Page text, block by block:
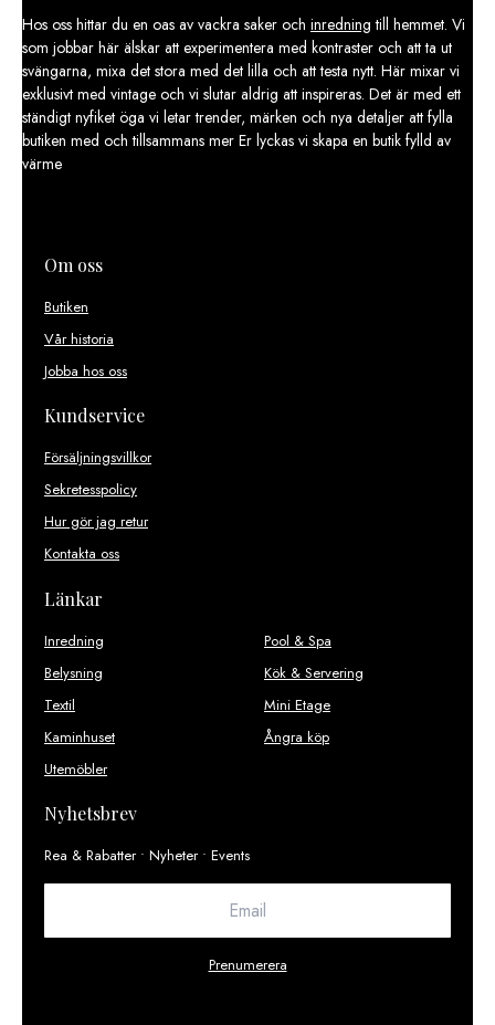
Hos oss hittar du en oas av vackra saker och inredning till hemmet. Vi
som jobbar här älskar att experimentera med kontraster och att ta ut
svängarna, mixa det stora med det lilla och att testa nytt. Här mixar vi
exklusivt med vintage och vi slutar aldrig att inspireras. Det är med ett
ständigt nyfiket öga vi letar trender, märken och nya detaljer att fylla
butiken med och tillsammans mer Er lyckas vi skapa en butik fylld av
värme
Om oss
Butiken
Vår historia
Jobba hos oss
Kundservice
Försäljningsvillkor
Sekretesspolicy
Hur gör jag retur
Kontakta oss
Länkar
Inredning
Belysning
Textil
Kaminhuset
Utemöbler
Pool & Spa
Kök & Servering
Mini Etage
Ångra köp
Nyhetsbrev
Rea & Rabatter • Nyheter • Events
Prenumerera